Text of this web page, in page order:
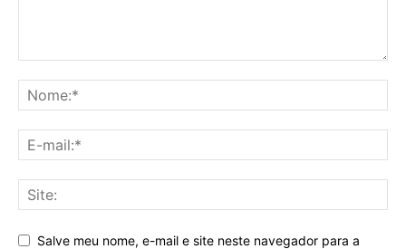
Salve meu nome, e-mail e site neste navegador para a